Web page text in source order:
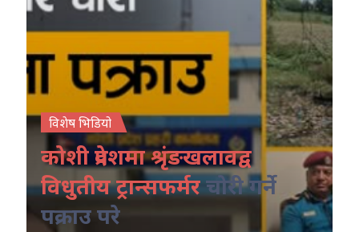
विशेष भिडियो
कोशी प्रदेशमा श्रृंङखलावद्व
विधुतीय ट्रान्सफर्मरचोरी गर्ने
पक्राउ परे